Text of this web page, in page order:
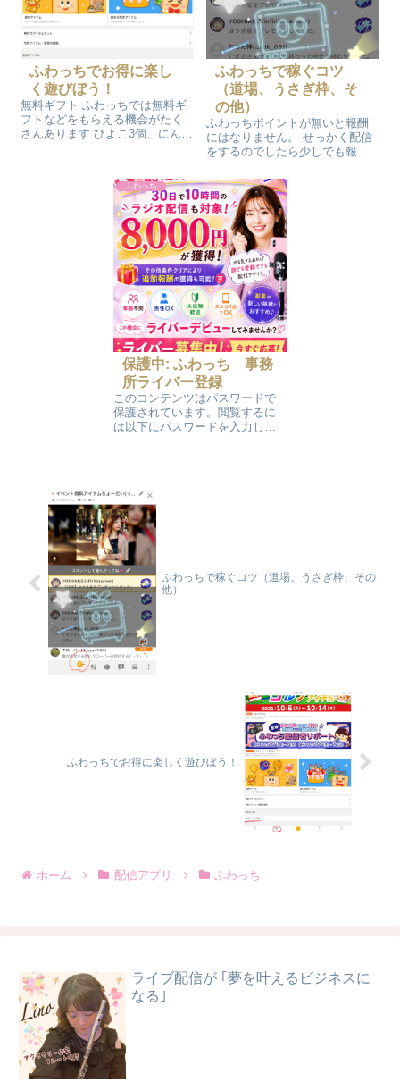
ふわっちでお得に楽し
く遊びぼう！
無料ギフト ふわっちでは無料ギ
フトなどをもらえる機会がたく
さんあります ひよこ3個、にんじ
ます。 ビギナー枠でアイテムゲ
ット！ ビギナー枠に1日三箇所で
ひよこを投げると抽選でアイテ
ふわっちで稼ぐコツ
（道場、うさぎ枠、そ
の他）
ふわっちポイントが無いと報酬
にはなりません。 せっかく配信
をするのでしたら少しでも報酬
が貰えるように工夫して配信し
てみましょう！ ふわっちは有料
アイテムを貰えないと配信をし
ても基本ふわっちポイントは0ポ
イントです...
ふわっち
保護中: ふわっち 事務
所ライバー登録
このコンテンツはパスワードで
保護されています。閲覧するに
は以下にパスワードを入力して
ふわっちで稼ぐコツ（道場、うさぎ枠、その
他）
ふわっちでお得に楽しく遊びぼう！
ホーム 配信アプリ ふわっち
ライブ配信が ｢夢を叶えるビジネスに
なる｣